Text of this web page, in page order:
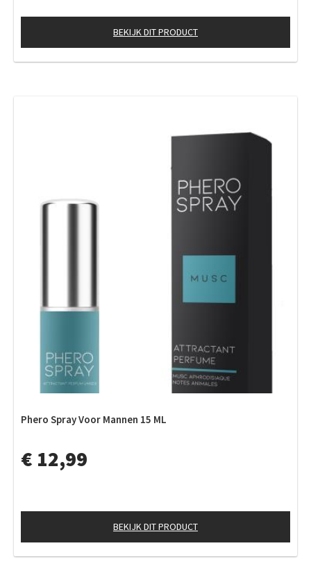
BEKIJK DIT PRODUCT
Phero Spray Voor Mannen 15 ML
€ 12,99
BEKIJK DIT PRODUCT